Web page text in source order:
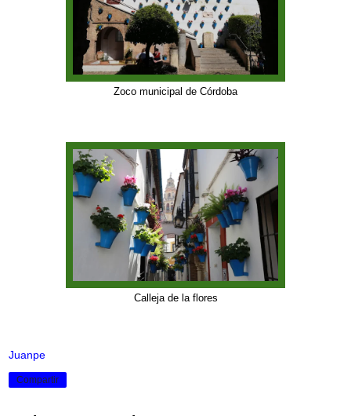
Zoco municipal de Córdoba
Calleja de la flores
Juanpe
Compartir